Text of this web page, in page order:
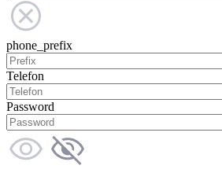
phone_prefix
Telefon
Password